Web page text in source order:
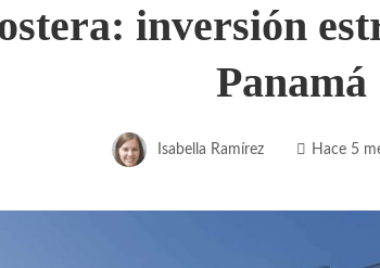
inversión
Panamá
Isabella Ramírez Hace 5